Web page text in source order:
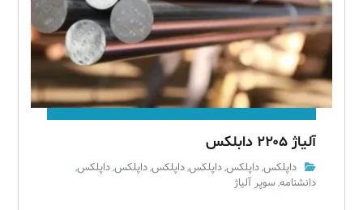
آلیاژ ۲۲۰۵ دابلکس
داپلکس,داپلکس,داپلکس,داپلکس,داپلکس,داپلکس,
دانشنامه,سوپر آلیاژ